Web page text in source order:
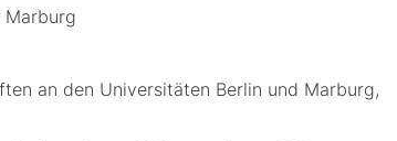
Marburg
an den Universitäten Berlin und Marburg,